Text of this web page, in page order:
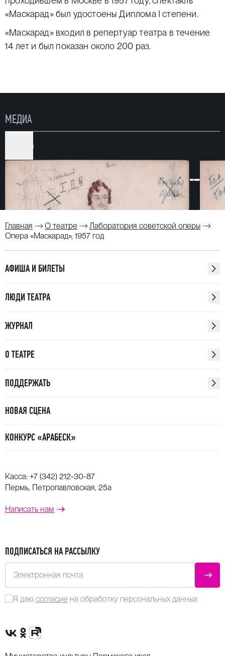
«Маскарад» был удостоены Диплома I степени.
«Маскарад» входил в репертуар театра в течение
14 лет и был показан около 200 раз.
МЕДИА
ФОТО (8)
Главная О театре
Лаборатория советской оперы
Опера «Маскарад», 1957 год
АФИША И БИЛЕТЫ
ЛЮДИ ТЕАТРА
ЖУРНАЛ
О ТЕАТРЕ
ПОДДЕРЖАТЬ
НОВАЯ СЦЕНА
КОНКУРС «АРАБЕСК»
Касса: +7 (342) 212-30-87
Пермь, Петропавловская, 25а
Написать нам
ПОДПИСАТЬСЯ НА РАССЫЛКУ
Электронная почта
Я даю согласие на обработку персональных данных
Сообщество VK
Группа в одноклассниках
Канал Rutube